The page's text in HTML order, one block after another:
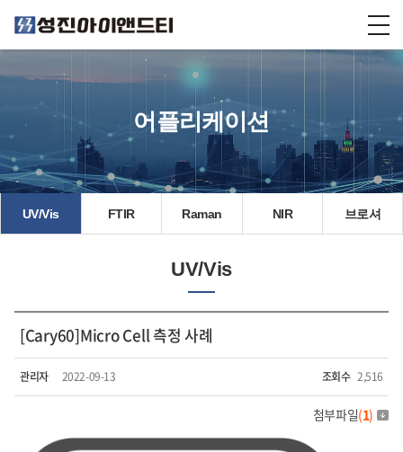
어플리케이션
UV/Vis FTIR Raman NIR 브로셔
UV/Vis
[Cary60]Micro Cell 측정 사례
관리자 2022-09-13 조회수 2,516
첨부파일(1)